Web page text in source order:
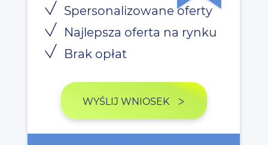
Spersonalizowane oferty
Najlepsza oferta na rynku
Brak opłat
WYŚLIJ WNIOSEK